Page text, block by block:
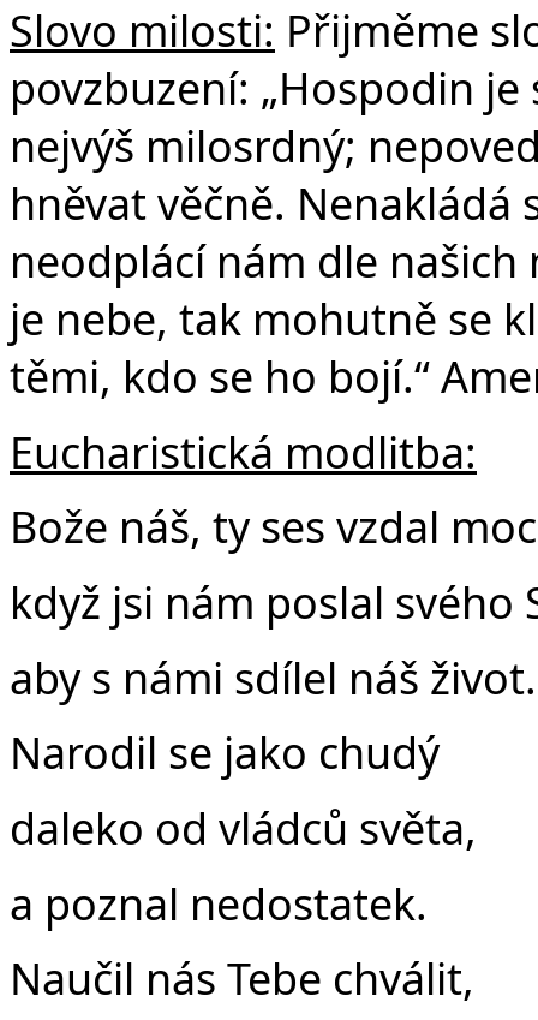
Slovo milosti: Přijměme
povzbuzení: „Hospodin
nejvýš milosrdný;
hněvat věčně.
neodplácí nám dle našich
je nebe, tak mohutně se
těmi, kdo se ho bojí.“
Eucharistická modlitba:
Bože náš, ty ses vzdal
když jsi nám poslal svého
aby s námi sdílel náš život.
Narodil se jako chudý
daleko od vládců světa,
a poznal nedostatek.
Naučil nás Tebe chválit,